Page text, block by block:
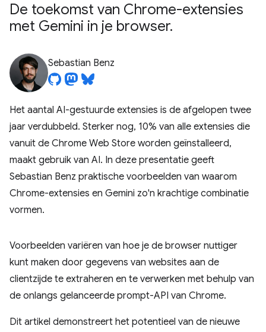
De toekomst van Chrome-extensies
met Gemini in je browser.
Sebastian Benz
Het aantal AI-gestuurde extensies is de afgelopen twee
jaar verdubbeld. Sterker nog, 10% van alle extensies die
vanuit de Chrome Web Store worden geïnstalleerd,
maakt gebruik van AI. In deze presentatie geeft
Sebastian Benz praktische voorbeelden van waarom
Chrome-extensies en Gemini zo'n krachtige combinatie
vormen.
Voorbeelden variëren van hoe je de browser nuttiger
kunt maken door gegevens van websites aan de
clientzijde te extraheren en te verwerken met behulp van
de onlangs gelanceerde prompt-API van Chrome.
Dit artikel demonstreert het potentieel van de nieuwe